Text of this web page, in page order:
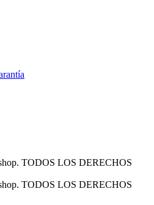
TODOS LOS DERECHOS
TODOS LOS DERECHOS